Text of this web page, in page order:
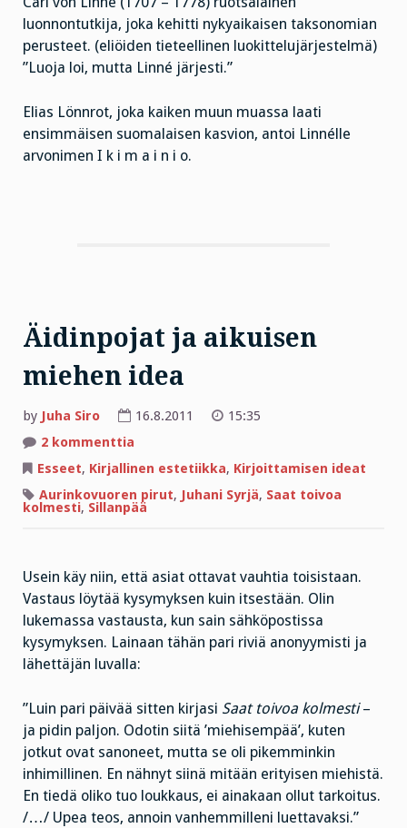
luonnontutkija, joka kehitti nykyaikaisen taksonomian
perusteet. (eliöiden tieteellinen luokittelujärjestelmä)
”Luoja loi, mutta Linné järjesti.”
Elias Lönnrot, joka kaiken muun muassa laati
ensimmäisen suomalaisen kasvion, antoi Linnélle
arvonimen I k i m a i n i o.
Äidinpojat ja aikuisen
miehen idea
by Juha Siro 16.8.2011
15:35
2 kommenttia
ja
miehen
idea
Esseet, Kirjallinen estetiikka, Kirjoittamisen ideat
Aurinkovuoren pirut, Juhani Syrjä, Saat toivoa
kolmesti, Sillanpää
Usein käy niin, että asiat ottavat vauhtia toisistaan.
Vastaus löytää kysymyksen kuin itsestään. Olin
lukemassa vastausta, kun sain sähköpostissa
kysymyksen. Lainaan tähän pari riviä anonyymisti ja
lähettäjän luvalla:
”Luin pari päivää sitten kirjasi Saat toivoa kolmesti–
ja pidin paljon. Odotin siitä ’miehisempää’, kuten
jotkut ovat sanoneet, mutta se oli pikemminkin
inhimillinen. En nähnyt siinä mitään erityisen miehistä.
En tiedä oliko tuo loukkaus, ei ainakaan ollut tarkoitus.
/…/ Upea teos, annoin vanhemmilleni luettavaksi.”